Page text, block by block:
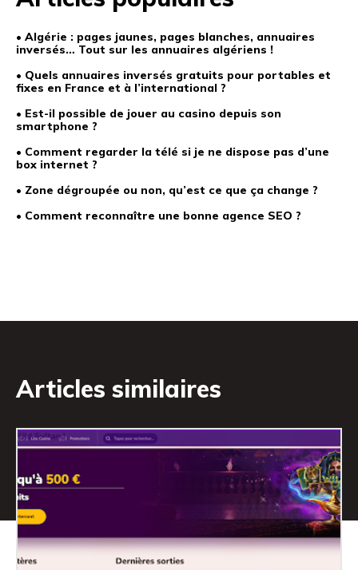
• Algérie : pages jaunes, pages blanches, annuaires
inversés… Tout sur les annuaires algériens !
• Quels annuaires inversés gratuits pour portables et
fixes en France et à l’international ?
• Est-il possible de jouer au casino depuis son
smartphone ?
• Comment regarder la télé si je ne dispose pas d’une
box internet ?
• Zone dégroupée ou non, qu’est ce que ça change ?
• Comment reconnaître une bonne agence SEO ?
Articles similaires